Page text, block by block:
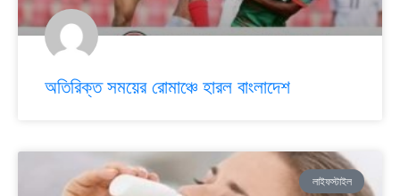
অতিরিক্ত সময়ের রোমাঞ্চে হারল বাংলাদেশ
লাইফস্টাইল